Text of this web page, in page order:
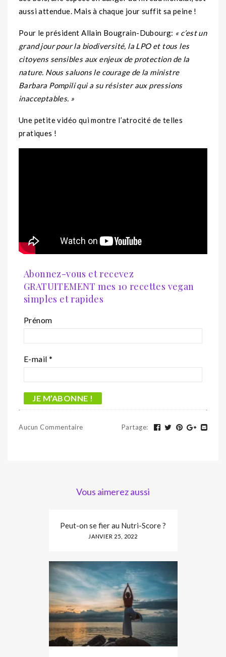
aussi attendue. Mais à chaque jour suffit sa peine !
Pour le président Allain Bougrain-Dubourg: « c’est un
grand jour pour la biodiversité, la LPO et tous les
citoyens sensibles aux enjeux de protection de la
nature. Nous saluons le courage de la ministre
Barbara Pompili qui a su résister aux pressions
inacceptables. »
Une petite vidéo qui montre l’atrocité de telles
pratiques !
Abonnez-vous et recevez
GRATUITEMENT mes 10 recettes vegan
simples et rapides
Prénom
E-mail *
Aucun Commentaire Partage:
Vous aimerez aussi
Peut-on se fier au Nutri-Score ?
JANVIER 25, 2022